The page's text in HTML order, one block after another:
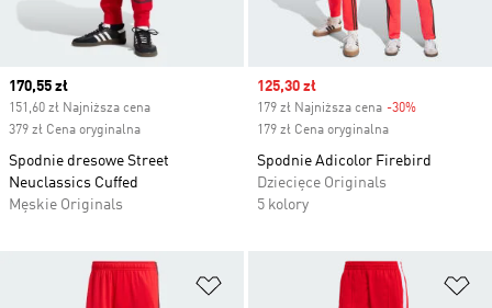
Current price
170,55 zł
151,60 zł Najniższa cena
379 zł Cena oryginalna
Spodnie dresowe Street
Neuclassics Cuffed
Męskie Originals
Sale price
125,30 zł
179 zł Najniższa cena -30%
179 zł Cena oryginalna
Spodnie Adicolor Firebird
Dziecięce Originals
5 kolory
Dodaj do listy życzeń